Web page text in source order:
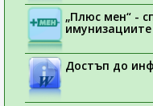
„Плюс мен“ -
Достъп до